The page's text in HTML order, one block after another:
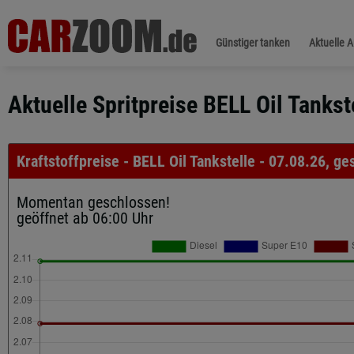
Günstiger tanken Aktuelle
Aktuelle Spritpreise BELL Oil
Kraftstoffpreise - BELL Oil Tankstelle - 07.08.26,
Momentan geschlossen!
geöffnet ab 06:00 Uhr